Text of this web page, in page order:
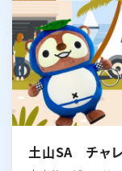
土山SA チャレ